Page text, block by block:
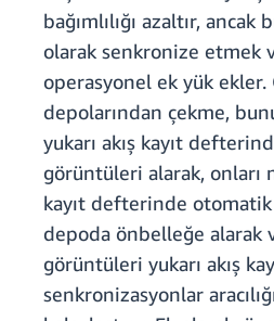
bağımlılığı azaltır,
olarak senkronize etmek
operasyonel ek yük
depolarından çekme,
yukarı akış kayıt
görüntüleri alarak, onları
kayıt defterinde
depoda önbelleğe alarak
görüntüleri yukarı akış
senkronizasyonlar